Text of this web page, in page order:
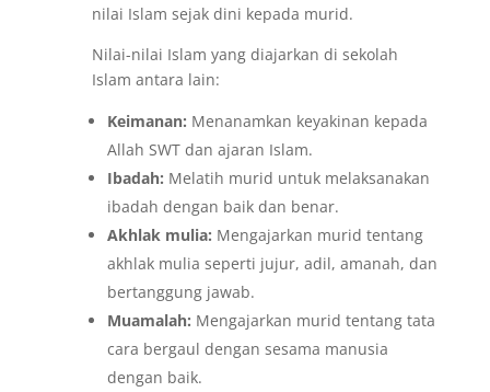
nilai Islam sejak dini kepada murid.
Nilai-nilai Islam yang diajarkan di sekolah
Islam antara lain:
Keimanan: Menanamkan keyakinan kepada
Allah SWT dan ajaran Islam.
Ibadah: Melatih murid untuk melaksanakan
ibadah dengan baik dan benar.
Akhlak mulia: Mengajarkan murid tentang
akhlak mulia seperti jujur, adil, amanah, dan
bertanggung jawab.
Muamalah: Mengajarkan murid tentang tata
cara bergaul dengan sesama manusia
dengan baik.